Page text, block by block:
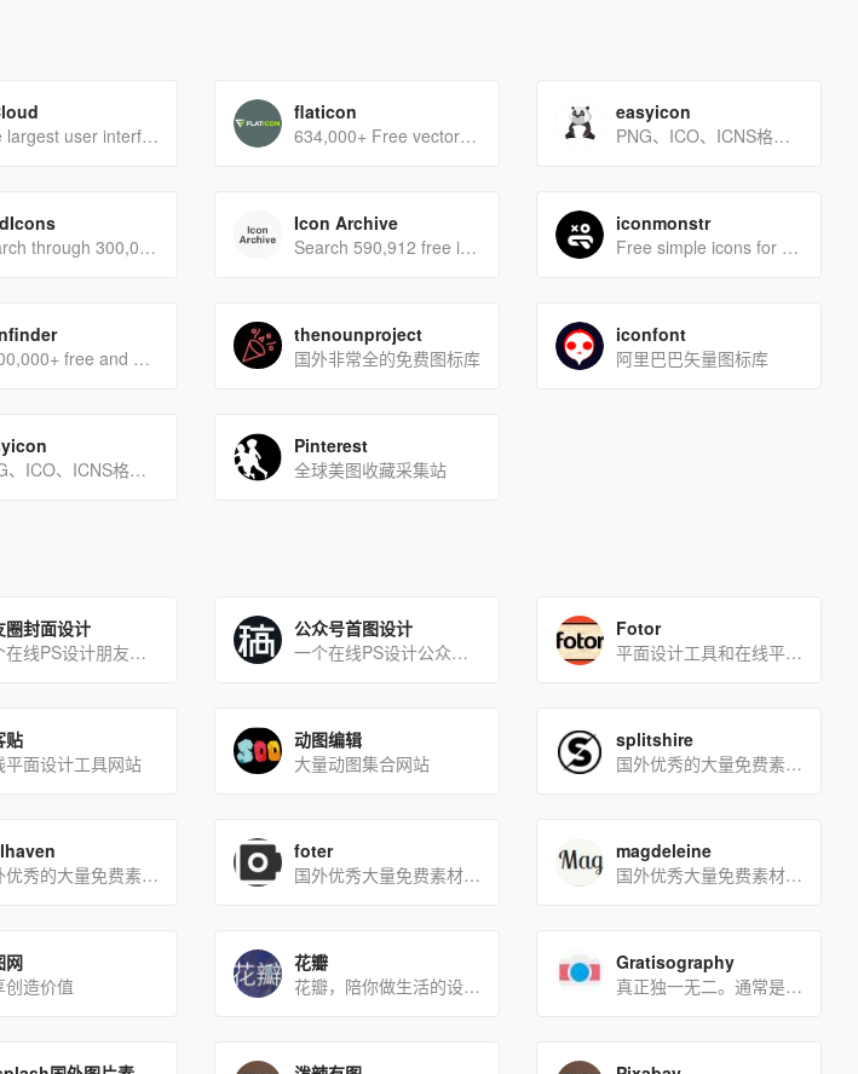
The largest user interface design database in the world.
flaticon
634,000+ Free vector icons in SVG, PSD, PNG, EPS format or as ICON FONT.
easyicon
PNG、ICO、ICNS格式图标搜索、图标下载服务
Search through 300,000 free icons
Icon Archive
Search 590,912 free icons
iconmonstr
Free simple icons for your next project
2,100,000+ free and premium vector icons.
thenounproject
国外非常全的免费图标库
iconfont
阿里巴巴矢量图标库
PNG、ICO、ICNS格式图标搜索、图标下载服务
Pinterest
全球美图收藏采集站
圈封面设计
一个在线PS设计朋友圈封面图的网站
公众号首图设计
一个在线PS设计公众号首图的网站
Fotor
平面设计工具和在线平面设计网站，提供海量的素材和模板
贴
平面设计工具网站
动图编辑
大量动图集合网站
splitshire
国外优秀的大量免费素材下载网站
国外优秀的大量免费素材下载网站
foter
国外优秀大量免费素材下载网站
magdeleine
国外优秀大量免费素材下载网站
网
创造价值
花瓣
花瓣，陪你做生活的设计师
Gratisography
真正独一无二。通常是异想天开的；）总是免费的。